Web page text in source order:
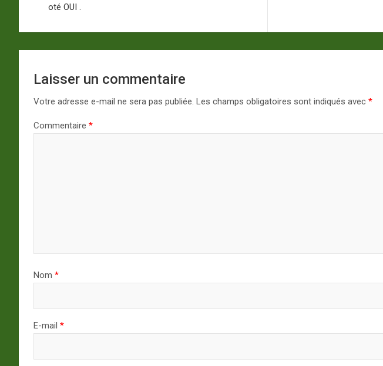
l’article
oté OUI .
Laisser un commentaire
Votre adresse e-mail ne sera pas publiée. Les champs obligatoires sont indiqués avec *
Commentaire *
Nom *
E-mail *